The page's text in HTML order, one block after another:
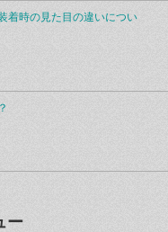
着時の見た目の違いについ
ー